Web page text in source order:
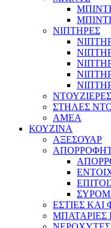
ΝΙΠΤΗΡΕΣ
ΝΤΟΥΖΙΕΡΕΣ
ΣΤΗΛΕΣ
ΑΜΕΑ
ΚΟΥΖΙΝΑ
ΑΞΕΣΟΥΑΡ
ΕΣΤΙΕΣ ΚΑΙ
ΜΠΑΤΑΡΙΕΣ